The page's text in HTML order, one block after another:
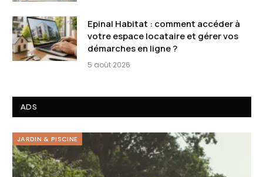
Epinal Habitat : comment accéder à
votre espace locataire et gérer vos
démarches en ligne ?
5 août 2026
ADS
JARDIN & PISCINE